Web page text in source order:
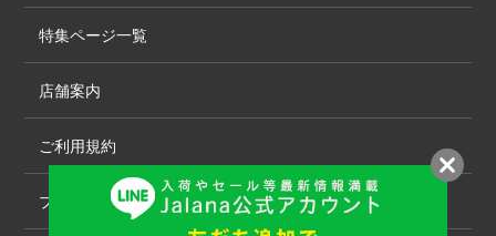
特集ページ一覧
店舗案内
ご利用規約
プライバシーポリシー